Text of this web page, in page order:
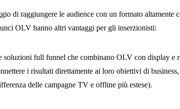
di raggiungere le audience con un formato altamente
OLV hanno altri vantaggi per gli inserzionisti:
soluzioni full funnel che combinano OLV con display e
i risultati direttamente ai loro obiettivi di
delle campagne TV e offline più estese).